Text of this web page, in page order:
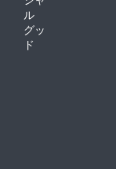
ル
グッ
ド